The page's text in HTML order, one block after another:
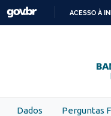
Skip to main content
ACESSO À
Dados Perguntas